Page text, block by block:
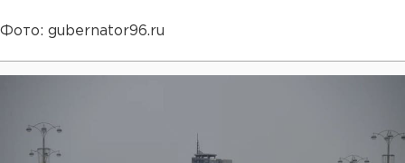
Фото: gubernator96.ru